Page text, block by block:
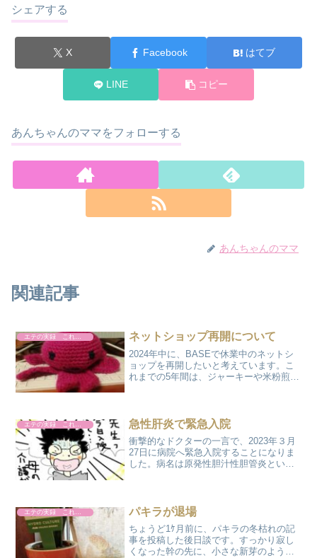
シェアする
X Facebook はてブ
LINE コピー
あんちゃんのママをフォローする
あんちゃんのママ
関連記事
エテの実録 これやりました ネットショップ再開について
2024年中に、BASEで休業中のネットシ
ョップを再開したいと考えています。こ
れまでの5年間は、ジャーキーや米粉煎餅
は無しです)わ...
エテの実録 これやりました 急性肝炎で緊急入院
衝撃的なドクターの一言で、2023年３月
27日に病院へ緊急入院することになりま
した。病名は原発性胆汁性胆管炎という
た。いまだに難し...
パキラが退場
ちょうど1ｹ月前に、パキラの冬枯れの記
事を投稿した後日談です。すっかり寂し
くなった幹の先に、小さな新芽のような